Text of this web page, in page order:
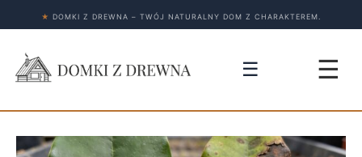
★ DOMKI Z DREWNA – TWÓJ NATURALNY DOM Z CHARAKTEREM.
☰ ☰